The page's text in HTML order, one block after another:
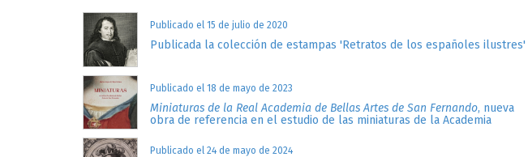
Publicado el 15 de julio de 2020
Publicada la colección de estampas 'Retratos de los españoles ilustres'
Publicado el 18 de mayo de 2023
Miniaturas de la Real Academia de Bellas Artes de San Fernando, nueva
obra de referencia en el estudio de las miniaturas de la Academia
Publicado el 24 de mayo de 2024